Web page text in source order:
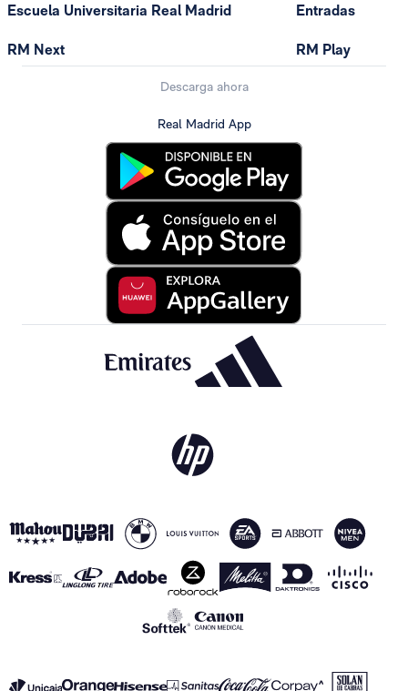
Escuela Universitaria Real Madrid
RM Next
Entradas
RM Play
Descarga ahora
Real Madrid App